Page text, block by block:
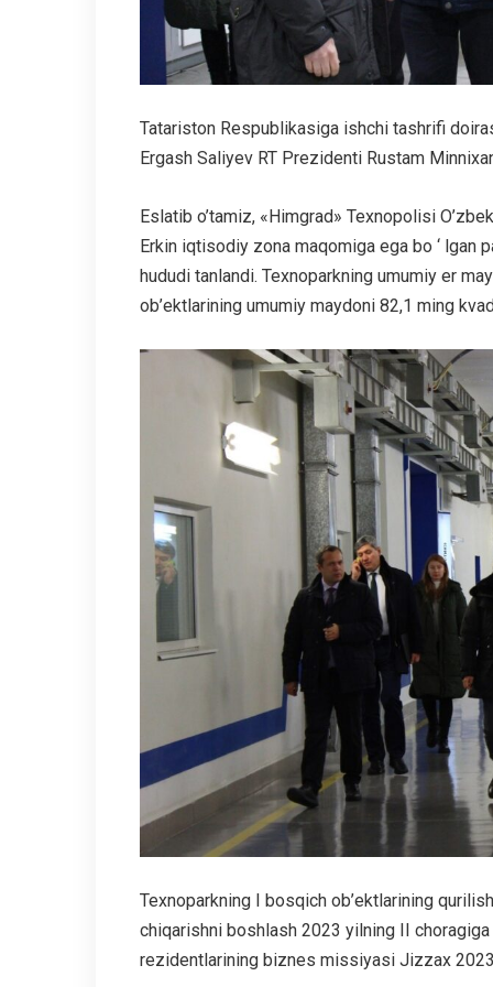
Tatariston Respublikasiga ishchi tashrifi
Ergash Saliyev RT Prezidenti Rustam
Eslatib o’tamiz, «Himgrad» Texnopolisi
Erkin iqtisodiy zona maqomiga ega bo ‘ lgan
hududi tanlandi. Texnoparkning umumiy er
ob’ektlarining umumiy maydoni 82,1 ming
Texnoparkning I bosqich ob’ektlarining
chiqarishni boshlash 2023 yilning II
rezidentlarining biznes missiyasi Jizzax